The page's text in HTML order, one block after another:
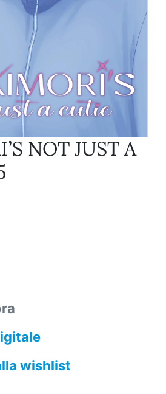
NOT JUST A
wishlist